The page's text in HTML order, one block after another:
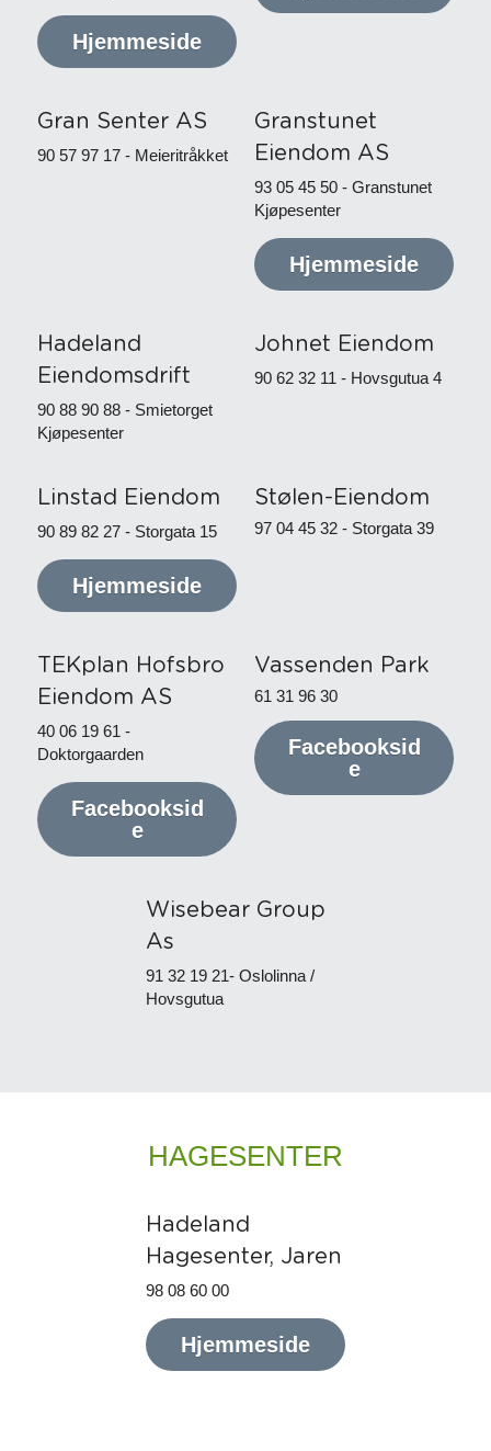
Hjemmeside
Gran Senter AS
90 57 97 17 - Meieritråkket
Granstunet
Eiendom AS
93 05 45 50 - Granstunet
Kjøpesenter
Hjemmeside
Hadeland
Eiendomsdrift
90 88 90 88 - Smietorget
Kjøpesenter
Johnet Eiendom
90 62 32 11 - Hovsgutua 4
Linstad Eiendom
90 89 82 27 - Storgata 15
Hjemmeside
Stølen-Eiendom
97 04 45 32 - Storgata 39
TEKplan Hofsbro
Eiendom AS
40 06 19 61 -
Doktorgaarden
Facebooksid
e
Vassenden Park
61 31 96 30
Facebooksid
e
Wisebear Group
As
91 32 19 21- Oslolinna /
Hovsgutua
HAGESENTER
Hadeland
Hagesenter, Jaren
98 08 60 00
Hjemmeside